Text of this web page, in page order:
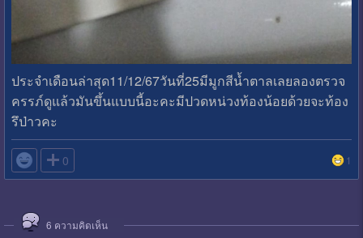
ประจำเดือนล่าสุด11/12/67วันที่25มีมูกสีน้ำตาลเลยลองตรวจ
ครรภ์ดูแล้วมันขึ้นแบบนี้อะคะมีปวดหน่วงท้องน้อยด้วยจะท้อง
รึป่าวคะ
 0 1
6 ความคิดเห็น